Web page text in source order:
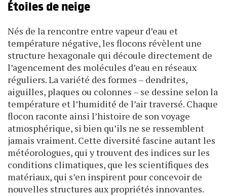
Étoiles de neige
Nés de la rencontre entre vapeur d’eau et
température négative, les flocons révèlent une
structure hexagonale qui découle directement de
l’agencement des molécules d’eau en réseaux
réguliers. La variété des formes – dendrites,
aiguilles, plaques ou colonnes – se dessine selon la
température et l’humidité de l’air traversé. Chaque
flocon raconte ainsi l’histoire de son voyage
atmosphérique, si bien qu’ils ne se ressemblent
jamais vraiment. Cette diversité fascine autant les
météorologues, qui y trouvent des indices sur les
conditions climatiques, que les scientifiques des
matériaux, qui s’en inspirent pour concevoir de
nouvelles structures aux propriétés innovantes.